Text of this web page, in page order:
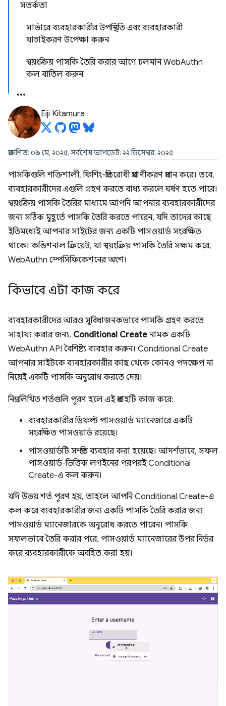
সতর্কতা
সার্ভারে ব্যবহারকারীর উপস্থিতি এবং ব্যবহারকারী
যাচাইকরণ উপেক্ষা করুন
স্বয়ংক্রিয় পাসকি তৈরি করার আগে চলমান WebAuthn
কল বাতিল করুন
Eiji Kitamura
প্রকাশিত: ০৯ মে, ২০২৫, সর্বশেষ আপডেট: ২২ ডিসেম্বর, ২০২৫
পাসকিগুলি শক্তিশালী, ফিশিং-প্রতিরোধী প্রমাণীকরণ প্রদান করে। তবে,
ব্যবহারকারীদের এগুলি গ্রহণ করতে বাধ্য করলে ঘর্ষণ হতে পারে।
স্বয়ংক্রিয় পাসকি তৈরির মাধ্যমে আপনি আপনার ব্যবহারকারীদের
জন্য সঠিক মুহূর্তে পাসকি তৈরি করতে পারেন, যদি তাদের কাছে
ইতিমধ্যেই আপনার সাইটের জন্য একটি পাসওয়ার্ড সংরক্ষিত
থাকে। কন্ডিশনাল ক্রিয়েট, যা স্বয়ংক্রিয় পাসকি তৈরি সক্ষম করে,
WebAuthn স্পেসিফিকেশনের অংশ।
কিভাবে এটা কাজ করে
ব্যবহারকারীদের আরও সুবিধাজনকভাবে পাসকি গ্রহণ করতে
সাহায্য করার জন্য, Conditional Create নামক একটি
WebAuthn API বৈশিষ্ট্য ব্যবহার করুন। Conditional Create
আপনার সাইটকে ব্যবহারকারীর কাছ থেকে কোনও পদক্ষেপ না
নিয়েই একটি পাসকি অনুরোধ করতে দেয়।
নিম্নলিখিত শর্তগুলি পূরণ হলে এই প্রবাহটি কাজ করে:
ব্যবহারকারীর ডিফল্ট পাসওয়ার্ড ম্যানেজারে একটি
সংরক্ষিত পাসওয়ার্ড রয়েছে।
পাসওয়ার্ডটি সম্প্রতি ব্যবহার করা হয়েছে। আদর্শভাবে, সফল
পাসওয়ার্ড-ভিত্তিক লগইনের পরপরই Conditional
Create-এ কল করুন।
যদি উভয় শর্ত পূরণ হয়, তাহলে আপনি Conditional Create-এ
কল করে ব্যবহারকারীর জন্য একটি পাসকি তৈরি করার জন্য
পাসওয়ার্ড ম্যানেজারকে অনুরোধ করতে পারেন। পাসকি
সফলভাবে তৈরি করার পরে, পাসওয়ার্ড ম্যানেজারের উপর নির্ভর
করে ব্যবহারকারীকে অবহিত করা হয়।